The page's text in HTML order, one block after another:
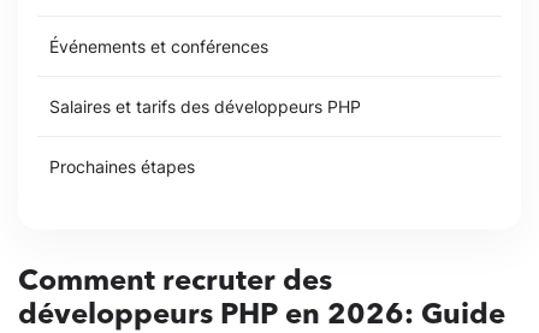
Comment recruter des
développeurs PHP en 2026: Guide
Événements et conférences
Salaires et tarifs des développeurs PHP
Prochaines étapes